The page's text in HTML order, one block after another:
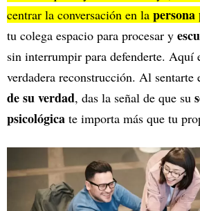
centrar la conversación en la
tu colega espacio para procesar y
sin interrumpir para defenderte. Aquí
verdadera reconstrucción. Al sentarte
de su verdad, das la señal de que su
psicológica te importa más que tu